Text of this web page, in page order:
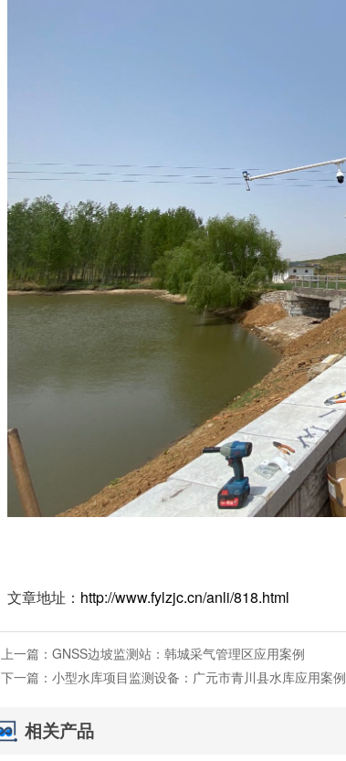
文章地址： http://www.fylzjc.cn/anli/818.html
上一篇：GNSS边坡监测站：韩城采气管理区应用案例
下一篇：小型水库项目监测设备：广元市青川县水库应用案例
相关产品